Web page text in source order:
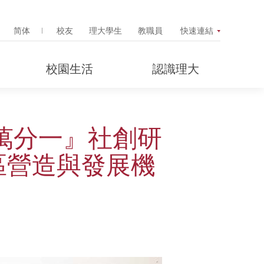
Popup
简体 校友 理大學生 教職員 快速連結
校園生活 認識理大
分一』社創研
造與發展機